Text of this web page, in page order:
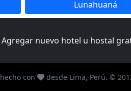
Lunahuaná
Agregar nuevo hotel u hostal
hecho con desde Lima, Perú. ©